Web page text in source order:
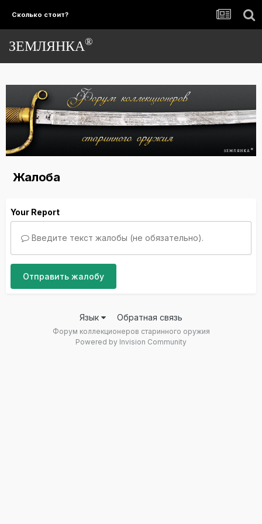
Сколько стоит?
ЗЕМЛЯНКА®
Жалоба
Your Report
Введите текст жалобы (не обязательно).
Отправить жалобу
Язык Обратная связь
Форум коллекционеров старинного оружия
Powered by Invision Community